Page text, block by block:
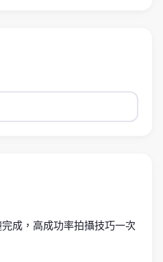
成，高成功率拍攝技巧一次